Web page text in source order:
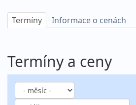
Termíny Informace o cenách
Termíny a ceny